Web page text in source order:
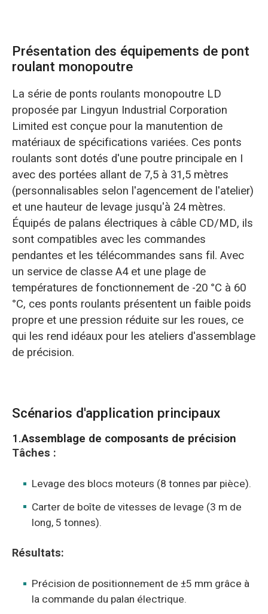
Présentation des équipements de pont
roulant monopoutre
La série de ponts roulants monopoutre LD
proposée par Lingyun Industrial Corporation
Limited est conçue pour la manutention de
matériaux de spécifications variées. Ces ponts
roulants sont dotés d'une poutre principale en I
avec des portées allant de 7,5 à 31,5 mètres
(personnalisables selon l'agencement de l'atelier)
et une hauteur de levage jusqu'à 24 mètres.
Équipés de palans électriques à câble CD/MD, ils
sont compatibles avec les commandes
pendantes et les télécommandes sans fil. Avec
un service de classe A4 et une plage de
températures de fonctionnement de -20 °C à 60
°C, ces ponts roulants présentent un faible poids
propre et une pression réduite sur les roues, ce
qui les rend idéaux pour les ateliers d'assemblage
de précision.
Scénarios d'application principaux
1.Assemblage de composants de précision
Tâches :
Levage des blocs moteurs (8 tonnes par pièce).
Carter de boîte de vitesses de levage (3 m de
long, 5 tonnes).
Résultats:
Précision de positionnement de ±5 mm grâce à
la commande du palan électrique.